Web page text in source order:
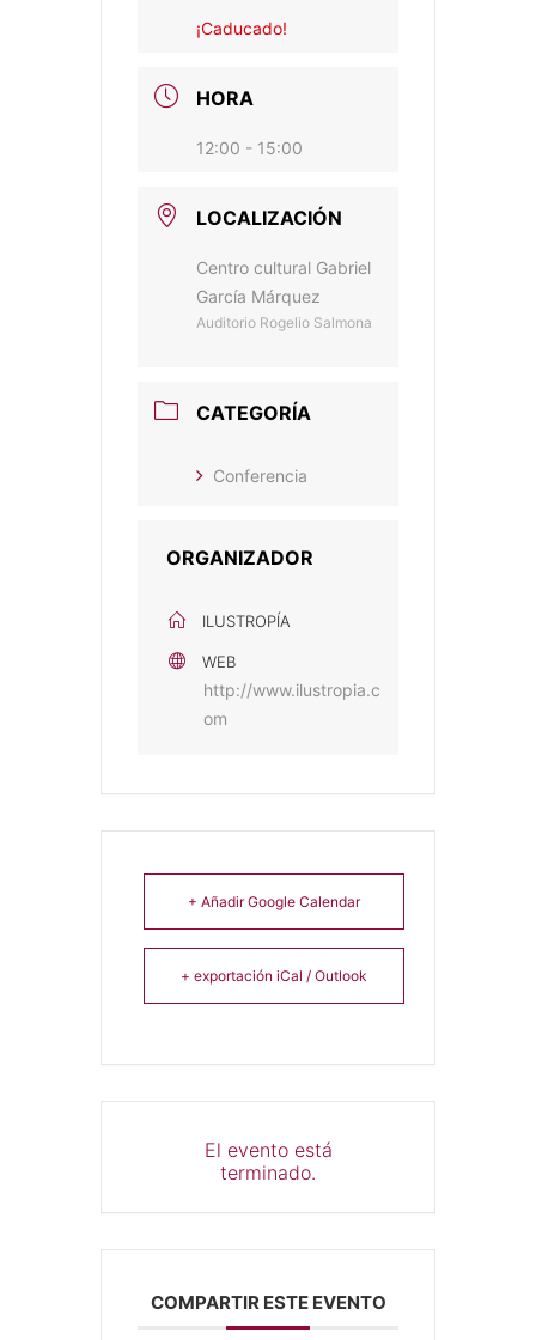
¡Caducado!
HORA
12:00 - 15:00
LOCALIZACIÓN
Centro cultural Gabriel
García Márquez
Auditorio Rogelio Salmona
CATEGORÍA
Conferencia
ORGANIZADOR
ILUSTROPÍA
WEB
http://www.ilustropia.c
om
+ Añadir Google Calendar
+ exportación iCal / Outlook
El evento está
terminado.
COMPARTIR ESTE EVENTO